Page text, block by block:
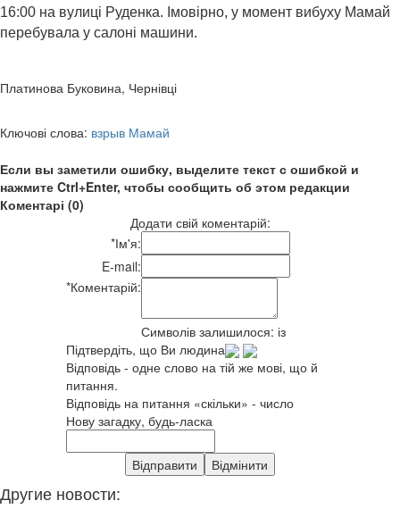
16:00 на вулиці Руденка. Імовірно, у момент вибуху Мамай
перебувала у салоні машини.
Платинова Буковина, Чернівці
Ключові слова: взрыв Мамай
Если вы заметили ошибку, выделите текст с ошибкой и
нажмите Ctrl+Enter, чтобы сообщить об этом редакции
Коментарі (0)
Додати свій коментарій:
*Ім'я:
E-mail:
*Коментарій:
Символів залишилося: із
Підтвердіть, що Ви людина
Відповідь - одне слово на тій же мові, що й
питання.
Відповідь на питання «скільки» - число
Нову загадку, будь-ласка
Другие новости: